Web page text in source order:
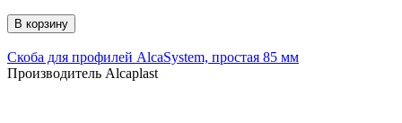
Скоба для профилей AlcaSystem, простая 85 мм
Производитель Alcaplast